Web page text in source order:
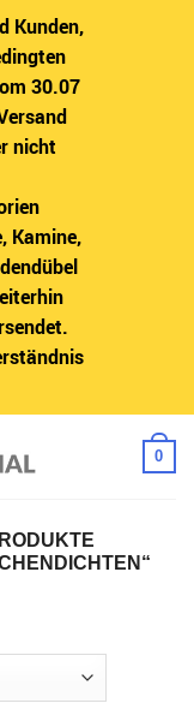
Kunden,
30.07
nicht
Kamine,
0